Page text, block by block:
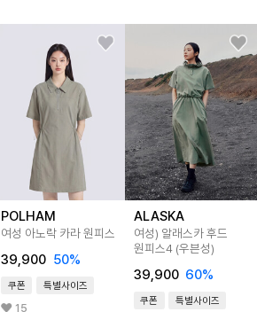
POLHAM
여성 아노락 카라 원피스
39,900 50%
쿠폰 특별사이즈
15
ALASKA
여성) 알래스카 후드
원피스4 (우븐성)
39,900 60%
쿠폰 특별사이즈